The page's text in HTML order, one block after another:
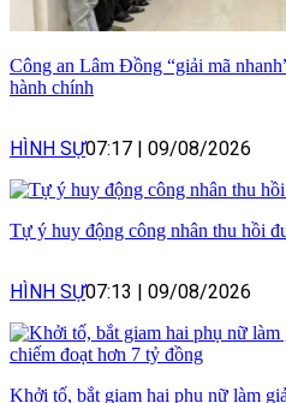
Công an Lâm Đồng “giải mã
hành chính
HÌNH SỰ07:17 09/08/2026
Tự ý huy động công nhân thu hồi
HÌNH SỰ07:13 09/08/2026
Khởi tố, bắt giam hai phụ nữ làm